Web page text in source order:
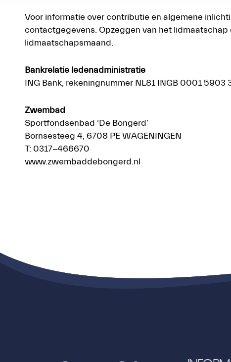
Voor informatie over contributie en algemene
contactgegevens. Opzeggen van het
lidmaatschapsmaand.
Bankrelatie ledenadministratie
ING Bank, rekeningnummer NL81 INGB 0001 5903
Zwembad
Sportfondsenbad ‘De Bongerd’
Bornsesteeg 4, 6708 PE WAGENINGEN
T: 0317-466670
www.zwembaddebongerd.nl